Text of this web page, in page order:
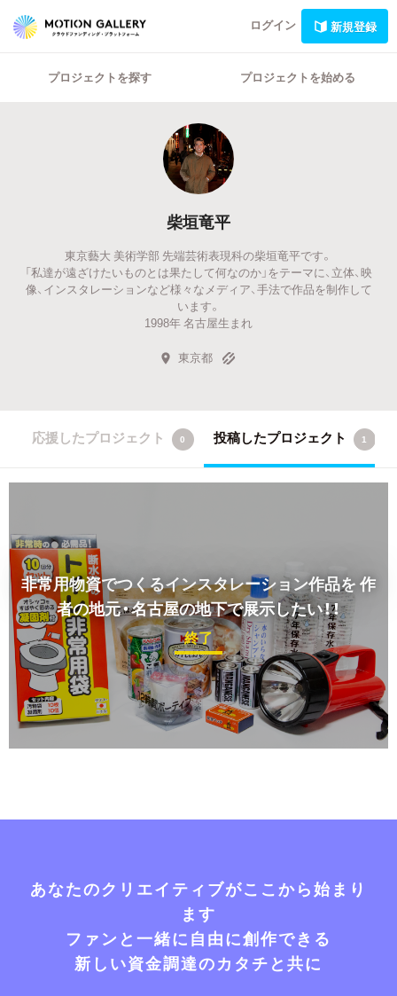
ログイン 新規登録
プロジェクトを探す プロジェクトを始める
柴垣竜平
東京藝大 美術学部 先端芸術表現科の柴垣竜平です。
「私達が遠ざけたいものとは果たして何なのか」をテーマに、立体、映
像、インスタレーションなど様々なメディア、手法で作品を制作して
います。
1998年 名古屋生まれ
東京都
応援したプロジェクト 0 投稿したプロジェクト 1
非常用物資でつくるインスタレーション作品を作
者の地元・名古屋の地下で展示したい！！
終了
あなたのクリエイティブがここから始まり
ます
ファンと一緒に自由に創作できる
新しい資金調達のカタチと共に